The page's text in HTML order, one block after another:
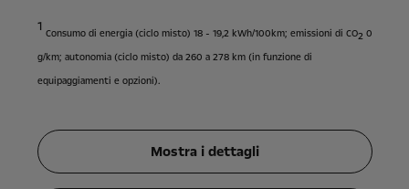
1 Consumo di energia (ciclo misto) 18 - 19,2 kWh/100km; emissioni di CO2 0
g/km; autonomia (ciclo misto) da 260 a 278 km (in funzione di
equipaggiamenti e opzioni).
Mostra i dettagli